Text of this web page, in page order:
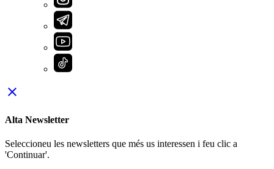
close
Alta Newsletter
Seleccioneu les newsletters que més us interessen i feu clic a
'Continuar'.